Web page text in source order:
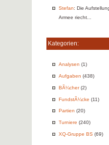
Stefan: Die
Armee riecht...
Kategorien:
Analysen (1)
Aufgaben (438)
BÃ¼cher(2)
FundstÃ¼cke (11)
Partien (20)
Turniere (240)
XQ-Gruppe BS (69)